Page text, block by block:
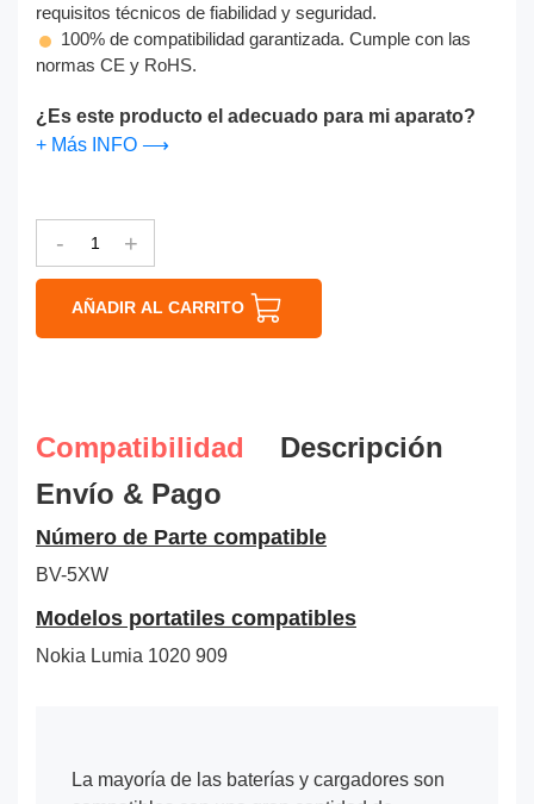
requisitos técnicos de fiabilidad y seguridad.
100% de compatibilidad garantizada. Cumple con las
normas CE y RoHS.
¿Es este producto el adecuado para mi aparato?
+ Más INFO ⟶
- +
AÑADIR AL CARRITO
Compatibilidad
Descripción
Envío & Pago
Número de Parte compatible
BV-5XW
Modelos portatiles compatibles
Nokia Lumia 1020 909
La mayoría de las baterías y cargadores son